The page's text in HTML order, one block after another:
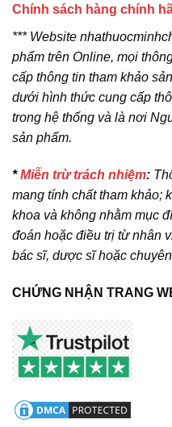
Chính sách hàng chính
*** Website
phẩm trên Online, mọi
cấp thông tin tham khảo
dưới hình thức cung cấp
trong hệ thống và là nơi
sản phẩm.
*Miễn trừ trách nhiệm:
mang tính chất tham khảo;
khoa và không nhằm mục
đoán hoặc điều trị từ nhân
bác sĩ, dược sĩ hoặc
CHỨNG NHẬN TRANG